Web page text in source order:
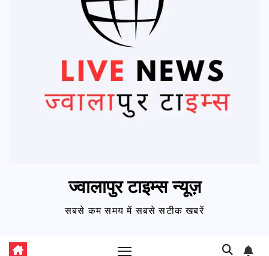
ज्वालापुर टाइम्स न्यूज़
सबसे कम समय में सबसे सटीक खबरें